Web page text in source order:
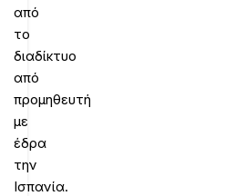
από
το
διαδίκτυο
από
προμηθευτή
με
έδρα
την
Ισπανία.